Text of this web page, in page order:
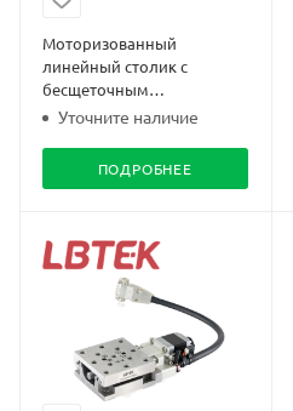
Моторизованный
линейный столик с
бесщеточным
серводвигателем LMDT-100
Уточните наличие
ПОДРОБНЕЕ